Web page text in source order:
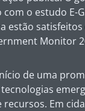
o estudo
estão
Monitor
de uma
Em